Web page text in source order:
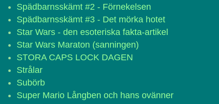
Spädbarnsskämt #2 - Förnekelsen
Spädbarnsskämt #3 - Det mörka hotet
Star Wars - den esoteriska fakta-artikel
Star Wars Maraton (sanningen)
STORA CAPS LOCK DAGEN
Strålar
Subörb
Super Mario Långben och hans ovänner